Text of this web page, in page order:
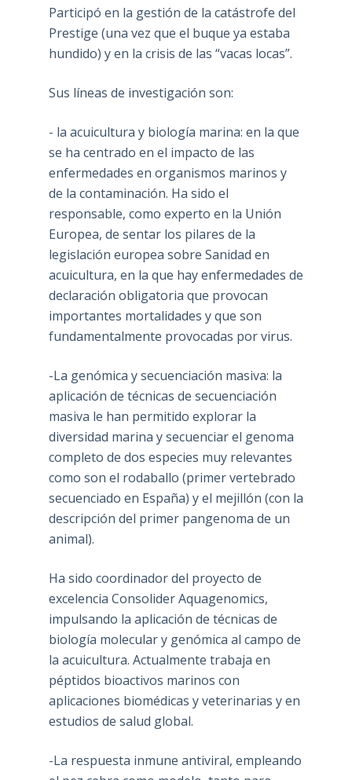
Participó en la gestión de la catástrofe del
Prestige (una vez que el buque ya estaba
hundido) y en la crisis de las “vacas locas”.
Sus líneas de investigación son:
- la acuicultura y biología marina: en la que
se ha centrado en el impacto de las
enfermedades en organismos marinos y
de la contaminación. Ha sido el
responsable, como experto en la Unión
Europea, de sentar los pilares de la
legislación europea sobre Sanidad en
acuicultura, en la que hay enfermedades de
declaración obligatoria que provocan
importantes mortalidades y que son
fundamentalmente provocadas por virus.
-La genómica y secuenciación masiva: la
aplicación de técnicas de secuenciación
masiva le han permitido explorar la
diversidad marina y secuenciar el genoma
completo de dos especies muy relevantes
como son el rodaballo (primer vertebrado
secuenciado en España) y el mejillón (con la
descripción del primer pangenoma de un
animal).
Ha sido coordinador del proyecto de
excelencia Consolider Aquagenomics,
impulsando la aplicación de técnicas de
biología molecular y genómica al campo de
la acuicultura. Actualmente trabaja en
péptidos bioactivos marinos con
aplicaciones biomédicas y veterinarias y en
estudios de salud global.
-La respuesta inmune antiviral, empleando